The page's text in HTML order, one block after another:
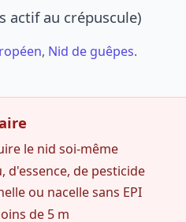
actif au crépuscule)
, Nid de guêpes.
le nid soi-même
d'essence, de pesticide
ou nacelle sans EPI
de 5 m